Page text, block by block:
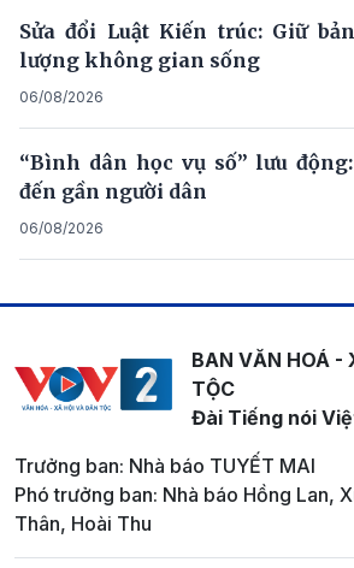
Sửa đổi Luật Kiến trúc: Giữ
lượng không gian sống
06/08/2026
“Bình dân học vụ số” lưu
đến gần người dân
06/08/2026
BAN VĂN HOÁ -
TỘC
Đài Tiếng nói
Trưởng ban: Nhà báo TUYẾT MAI
Phó trưởng ban: Nhà báo Hồng Lan,
Thân, Hoài Thu